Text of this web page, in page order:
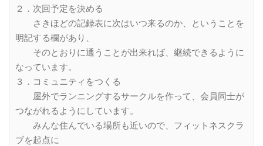
２．次回予定を決める
さきほどの記録表に次はいつ来るのか、ということを
明記する欄があり、
そのとおりに通うことが出来れば、継続できるように
なっています。
３．コミュニティをつくる
屋外でランニングするサークルを作って、会員同士が
つながれるようにしています。
みんな住んでいる場所も近いので、フィットネスクラ
ブを起点に